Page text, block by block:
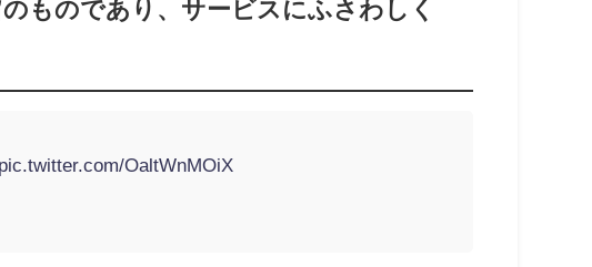
ものであり、サービスにふさわしく
pic.twitter.com/OaltWnMOiX